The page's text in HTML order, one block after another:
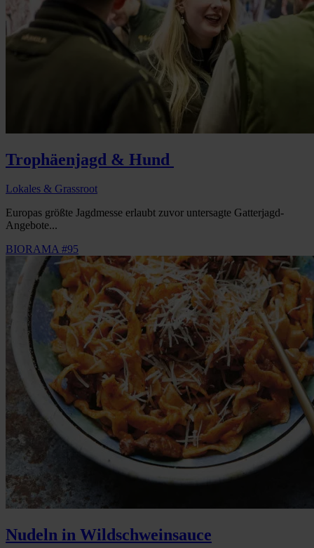
Trophäenjagd & Hund
Lokales & Grassroot
Europas größte Jagdmesse erlaubt zuvor untersagte Gatterjagd-
Angebote...
BIORAMA #95
Nudeln in Wildschweinsauce